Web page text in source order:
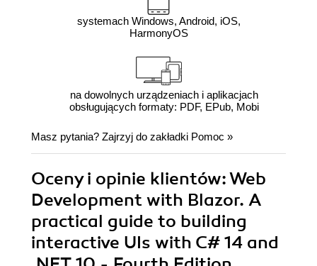
systemach Windows, Android, iOS,
HarmonyOS
na dowolnych urządzeniach i aplikacjach
obsługujących formaty: PDF, EPub, Mobi
Masz pytania? Zajrzyj do zakładki Pomoc »
Oceny i opinie klientów: Web
Development with Blazor. A
practical guide to building
interactive UIs with C# 14 and